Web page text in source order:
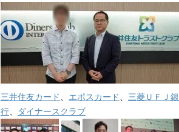
三井住友カード エポスカード
三菱ＵＦＪ銀
行
ダイナースクラブ